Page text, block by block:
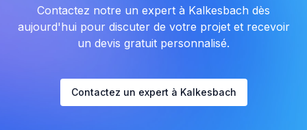
Contactez notre un expert à Kalkesbach dès
aujourd'hui pour discuter de votre projet et recevoir
un devis gratuit personnalisé.
Contactez un expert à Kalkesbach